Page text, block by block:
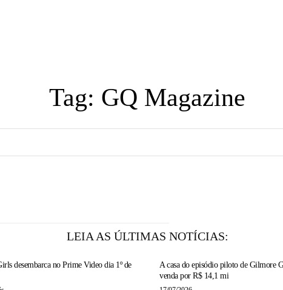
Tag: GQ Magazine
LEIA AS ÚLTIMAS NOTÍCIAS:
desembarca no Prime Video dia 1º de
A casa do episódio piloto de Gilmore
venda por R$ 14,1 mi